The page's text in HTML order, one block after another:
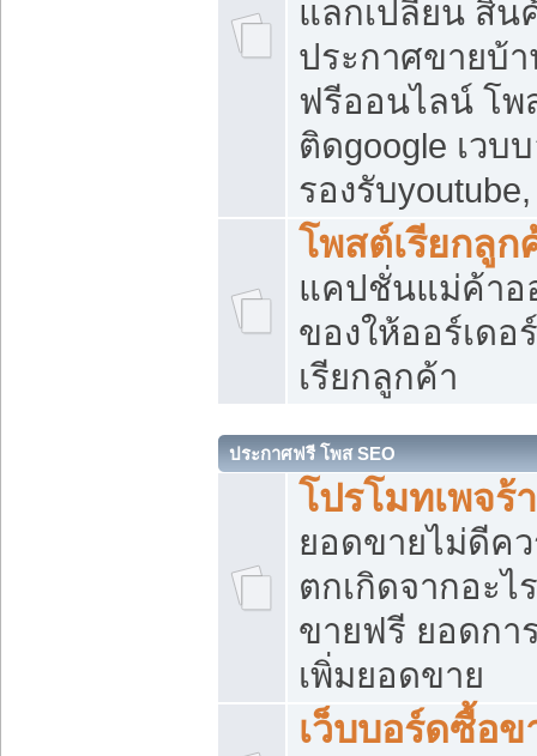
แลกเปลี่ยน สิน
ประกาศขายบ้
ฟรีออนไลน์ โพ
ติดgoogle เวบ
รองรับ
โพสต์เรียกลูก
แคปชั่นแม่ค้าอ
ของให้ออร์เดอ
เรียกลูกค้า
ประกาศฟรี โพส SEO
โปรโมทเพจร้
ยอดขายไม่ดีค
ตกเกิดจากอะไ
ขายฟรี ยอดกา
เพิ่มยอดขาย
เว็บบอร์ดซื้อข